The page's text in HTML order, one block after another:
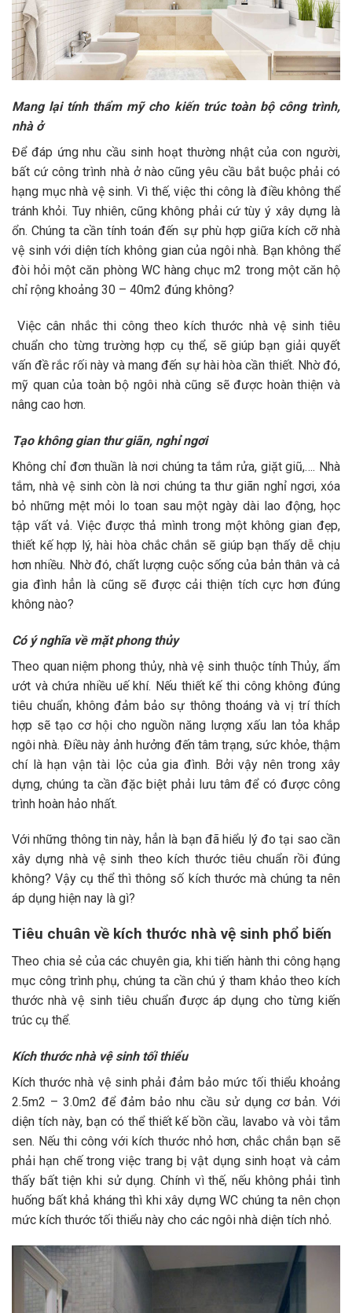
Mang lại tính thẩm mỹ cho kiến trúc toàn bộ công trình,
nhà ở
Để đáp ứng nhu cầu sinh hoạt thường nhật của con người,
bất cứ công trình nhà ở nào cũng yêu cầu bắt buộc phải có
hạng mục nhà vệ sinh. Vì thế, việc thi công là điều không thể
tránh khỏi. Tuy nhiên, cũng không phải cứ tùy ý xây dựng là
ổn. Chúng ta cần tính toán đến sự phù hợp giữa kích cỡ nhà
vệ sinh với diện tích không gian của ngôi nhà. Bạn không thể
đòi hỏi một căn phòng WC hàng chục m2 trong một căn hộ
chỉ rộng khoảng 30 – 40m2 đúng không?
Việc cân nhắc thi công theo kích thước nhà vệ sinh tiêu
chuẩn cho từng trường hợp cụ thể, sẽ giúp bạn giải quyết
vấn đề rắc rối này và mang đến sự hài hòa cần thiết. Nhờ đó,
mỹ quan của toàn bộ ngôi nhà cũng sẽ được hoàn thiện và
nâng cao hơn.
Tạo không gian thư giãn, nghỉ ngơi
Không chỉ đơn thuần là nơi chúng ta tắm rửa, giặt giũ,…. Nhà
tắm, nhà vệ sinh còn là nơi chúng ta thư giãn nghỉ ngơi, xóa
bỏ những mệt mỏi lo toan sau một ngày dài lao động, học
tập vất vả. Việc được thả mình trong một không gian đẹp,
thiết kế hợp lý, hài hòa chắc chắn sẽ giúp bạn thấy dễ chịu
hơn nhiều. Nhờ đó, chất lượng cuộc sống của bản thân và cả
gia đình hẳn là cũng sẽ được cải thiện tích cực hơn đúng
không nào?
Có ý nghĩa về mặt phong thủy
Theo quan niệm phong thủy, nhà vệ sinh thuộc tính Thủy, ẩm
ướt và chứa nhiều uế khí. Nếu thiết kế thi công không đúng
tiêu chuẩn, không đảm bảo sự thông thoáng và vị trí thích
hợp sẽ tạo cơ hội cho nguồn năng lượng xấu lan tỏa khắp
ngôi nhà. Điều này ảnh hưởng đến tâm trạng, sức khỏe, thậm
chí là hạn vận tài lộc của gia đình. Bởi vậy nên trong xây
dựng, chúng ta cần đặc biệt phải lưu tâm để có được công
trình hoàn hảo nhất.
Với những thông tin này, hẳn là bạn đã hiểu lý đo tại sao cần
xây dựng nhà vệ sinh theo kích thước tiêu chuẩn rồi đúng
không? Vậy cụ thể thì thông số kích thước mà chúng ta nên
áp dụng hiện nay là gì?
Tiêu chuân về kích thước nhà vệ sinh phổ biến
Theo chia sẻ của các chuyên gia, khi tiến hành thi công hạng
mục công trình phụ, chúng ta cần chú ý tham khảo theo kích
thước nhà vệ sinh tiêu chuẩn được áp dụng cho từng kiến
trúc cụ thể.
Kích thước nhà vệ sinh tối thiểu
Kích thước nhà vệ sinh phải đảm bảo mức tối thiểu khoảng
2.5m2 – 3.0m2 để đảm bảo nhu cầu sử dụng cơ bản. Với
diện tích này, bạn có thể thiết kế bồn cầu, lavabo và vòi tắm
sen. Nếu thi công với kích thước nhỏ hơn, chắc chắn bạn sẽ
phải hạn chế trong việc trang bị vật dụng sinh hoạt và cảm
thấy bất tiện khi sử dụng. Chính vì thế, nếu không phải tình
huống bất khả kháng thì khi xây dựng WC chúng ta nên chọn
mức kích thước tối thiểu này cho các ngôi nhà diện tích nhỏ.